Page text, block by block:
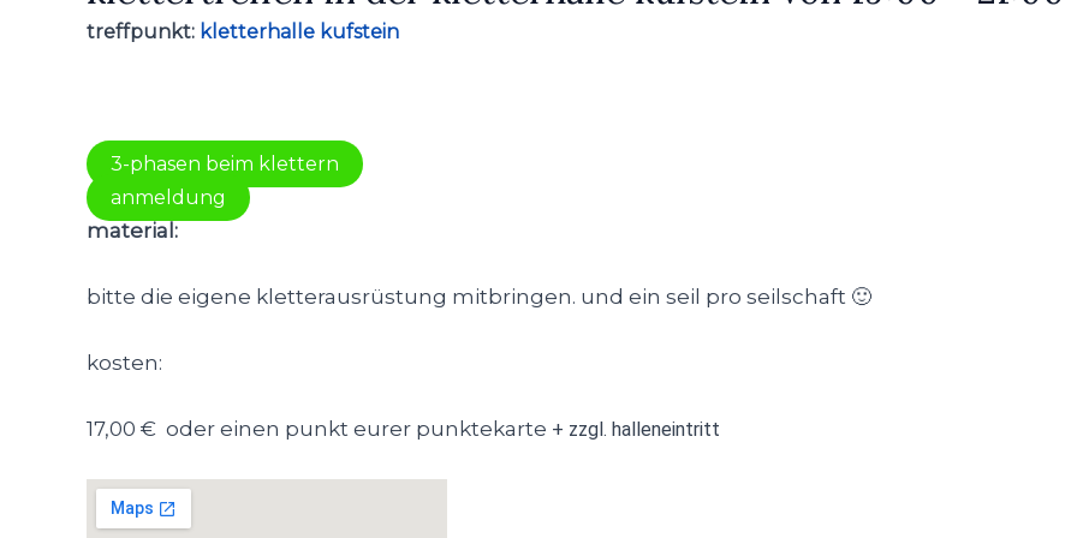
treffpunkt: kletterhalle kufstein
3-phasen beim klettern
anmeldung
material:
bitte die eigene kletterausrüstung mitbringen. und ein seil pro seilschaft 🙂
kosten:
17,00 € oder einen punkt eurer punktekarte + zzgl. halleneintritt